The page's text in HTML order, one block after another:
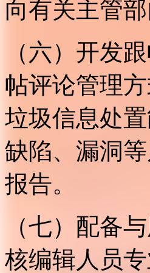
向有关主管部
（六）开发
帖评论管理
垃圾信息处
缺陷、漏洞
报告。
（七）配备
核编辑人员专